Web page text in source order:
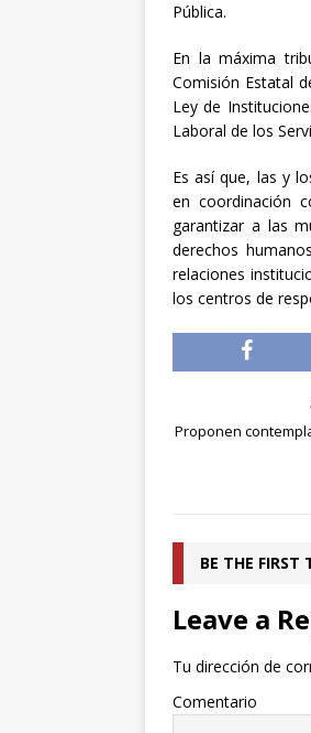
Pública.
En la máxima
Comisión Estatal
Ley de
Laboral de los
Es así que, las y
en coordinación
garantizar a las
derechos
relaciones
los centros de
Proponen
BE THE FIRST
Leave a
Tu dirección de
Comentario